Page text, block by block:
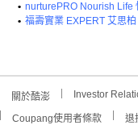
•
• 福壽實業 EXPERT 艾思
關於酷澎 Investor
Coupang使用者條款
退